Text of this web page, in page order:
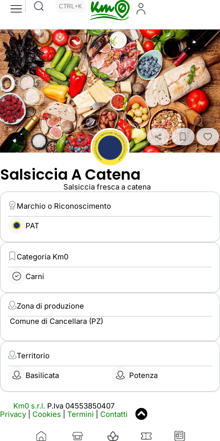
CTRL+K
Salsiccia A Catena
Salsiccia fresca a catena
Marchio o Riconoscimento
PAT
Categoria Km0
Carni
Zona di produzione
Comune di Cancellara (PZ)
Territorio
Basilicata Potenza
Km0 s.r.l. P.Iva 04553850407
Privacy
Cookies Termini Contatti